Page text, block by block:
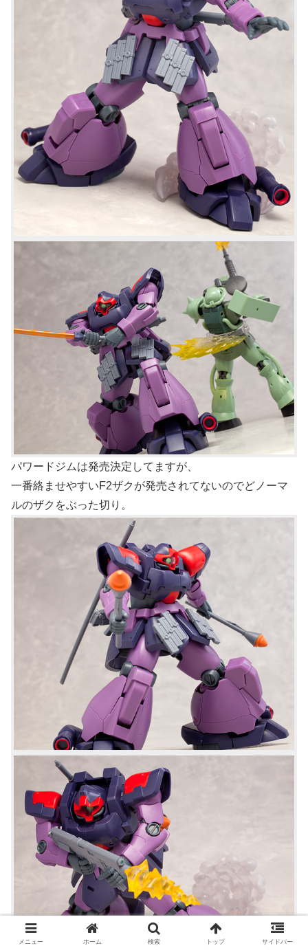
パワードジムは発売決定してますが、
一番絡ませやすいF2ザクが発売されてないのでどノーマ
ルのザクをぶった切り。
メニュー ホーム 検索 トップ サイドバー